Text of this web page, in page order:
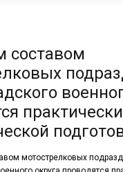
составом